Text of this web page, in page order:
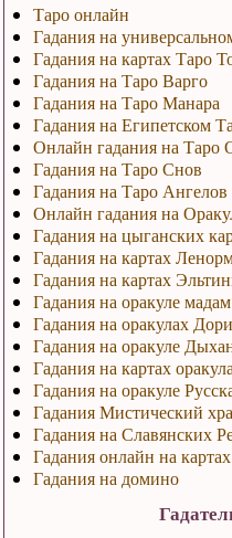
Таро онлайн
Гадания на
Гадания на картах Таро
Гадания на Таро Варго
Гадания на Таро Манара
Гадания на Египетском
Онлайн гадания на Таро
Гадания на Таро Снов
Гадания на Таро Ангелов
Онлайн гадания на
Гадания на цыганских
Гадания на картах
Гадания на картах
Гадания на оракуле
Гадания на оракулах
Гадания на оракуле
Гадания на картах
Гадания на оракуле
Гадания Мистический
Гадания на Славянских
Гадания онлайн на
Гадания на домино